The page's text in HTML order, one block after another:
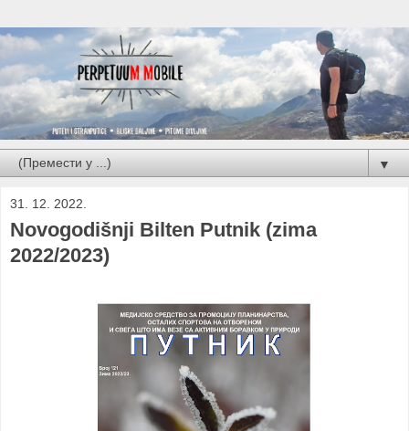
▼
31. 12. 2022.
Novogodišnji Bilten Putnik (zima
2022/2023)